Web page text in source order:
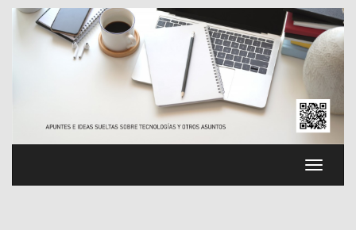
Saltar
contenido